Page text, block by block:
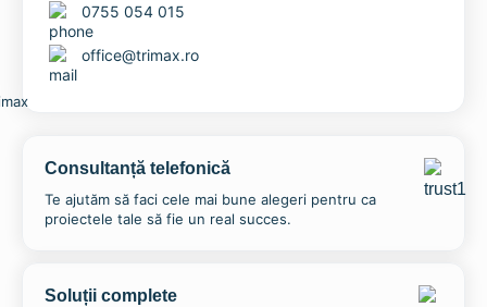
0755 054 015
office@trimax.ro
Consultanță telefonică
Te ajutăm să faci cele mai bune alegeri pentru ca
proiectele tale să fie un real succes.
Soluții complete